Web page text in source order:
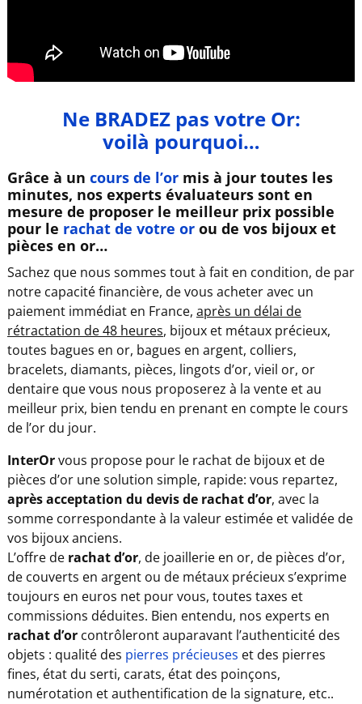
Ne BRADEZ pas votre Or:
voilà pourquoi…
Grâce à un cours de l’ormis à jour toutes les
minutes, nos experts évaluateurs sont en
mesure de proposer le meilleur prix possible
pour le rachat de votre orou de vos bijoux et
pièces en or…
Sachez que nous sommes tout à fait en condition, de par
notre capacité financière, de vous acheter avec un
paiement immédiat en France, après un délai de
rétractation de 48 heures, bijoux et métaux précieux,
toutes bagues en or, bagues en argent, colliers,
bracelets, diamants, pièces, lingots d’or, vieil or, or
dentaire que vous nous proposerez à la vente et au
meilleur prix, bien tendu en prenant en compte le cours
de l’or du jour.
InterOrvous propose pour le rachat de bijoux et de
pièces d’or une solution simple, rapide: vous repartez,
après acceptation du devis de rachat d’or, avec la
somme correspondante à la valeur estimée et validée de
vos bijoux anciens.
L’offre de rachat d’or, de joaillerie en or, de pièces d’or,
de couverts en argent ou de métaux précieux s’exprime
toujours en euros net pour vous, toutes taxes et
commissions déduites. Bien entendu, nos experts en
rachat d’or contrôleront auparavant l’authenticité des
objets : qualité des pierres précieuses et des pierres
fines, état du serti, carats, état des poinçons,
numérotation et authentification de la signature, etc..